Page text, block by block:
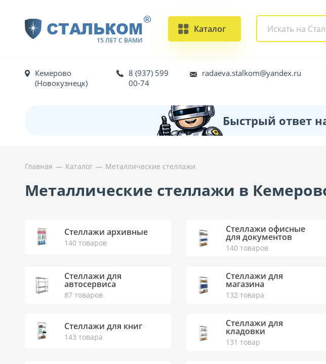
СТАЛЬКОМ
15 ЛЕТ С ВАМИ
®
Каталог
Кемерово
(Новокузнецк)
8 (937) 599
00-74
radaeva.stalkom@yandex.ru
Быстрый ответ
Главная Каталог Металлические стеллажи
Металлические стеллажи в
Стеллажи архивные
140 товаров
Стеллажи офисные
для документов
140 товаров
Стеллажи для
автосервиса
87 товаров
Стеллажи для
магазина
132 товара
Стеллажи для книг
143 товара
Стеллажи для
кладовки
131 товар